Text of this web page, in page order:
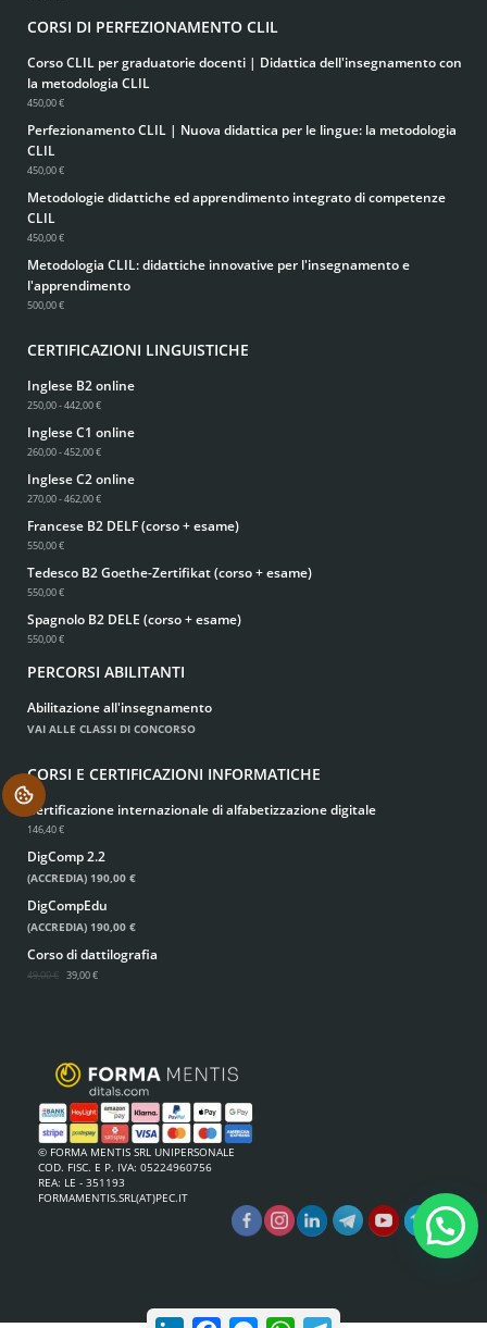
CORSI DI PERFEZIONAMENTO CLIL
Corso CLIL per graduatorie docenti | Didattica dell'insegnamento con
la metodologia CLIL
450,00 €
Perfezionamento CLIL | Nuova didattica per le lingue: la metodologia
CLIL
450,00 €
Metodologie didattiche ed apprendimento integrato di competenze
CLIL
450,00 €
Metodologia CLIL: didattiche innovative per l'insegnamento e
l'apprendimento
500,00 €
CERTIFICAZIONI LINGUISTICHE
Inglese B2 online
250,00 - 442,00 €
Inglese C1 online
260,00 - 452,00 €
Inglese C2 online
270,00 - 462,00 €
Francese B2 DELF (corso + esame)
550,00 €
Tedesco B2 Goethe-Zertifikat (corso + esame)
550,00 €
Spagnolo B2 DELE (corso + esame)
550,00 €
PERCORSI ABILITANTI
Abilitazione all'insegnamento
VAI ALLE CLASSI DI CONCORSO
CORSI E CERTIFICAZIONI INFORMATICHE
Certificazione internazionale di alfabetizzazione digitale
146,40 €
DigComp 2.2
(ACCREDIA) 190,00 €
DigCompEdu
(ACCREDIA) 190,00 €
Corso di dattilografia
49,00 € 39,00 €
© FORMA MENTIS SRL UNIPERSONALE
COD. FISC. E P. IVA: 05224960756
REA: LE - 351193
FORMAMENTIS.SRL(AT)PEC.IT
.